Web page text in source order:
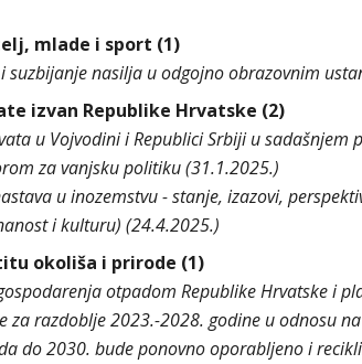
mlade i sport (1)
suzbijanje nasilja u odgojno obrazovnim
izvan Republike Hrvatske (2)
u Vojvodini i Republici Srbiji u sadašnjem
za vanjsku politiku (31.1.2025.)
u inozemstvu - stanje, izazovi,
i kulturu) (24.4.2025.)
okoliša i prirode (1)
otpadom Republike Hrvatske i
za razdoblje 2023.-2028. godine u odnosu
do 2030. bude ponovno oporabljeno i